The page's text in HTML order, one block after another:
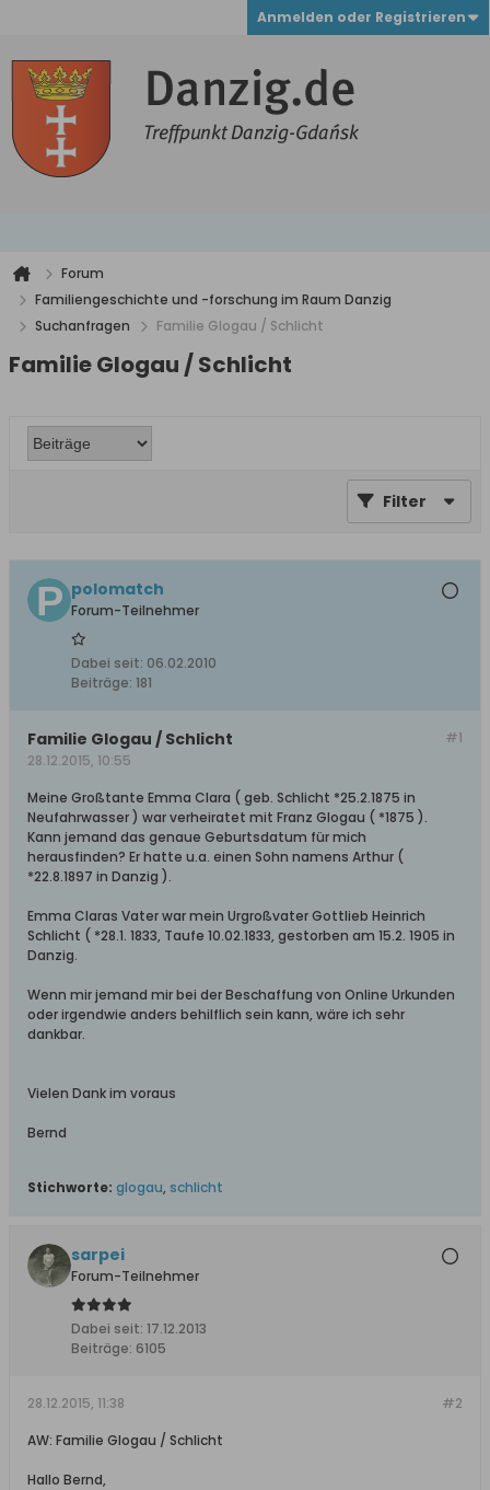
Anmelden oder Registrieren
Forum
Familiengeschichte und -forschung im Raum Danzig
Suchanfragen
Familie Glogau / Schlicht
Familie Glogau / Schlicht
Filter
polomatch
Forum-Teilnehmer
Dabei seit: 06.02.2010
Beiträge: 181
#1
Familie Glogau / Schlicht
28.12.2015, 10:55
Meine Großtante Emma Clara ( geb. Schlicht *25.2.1875 in
Neufahrwasser ) war verheiratet mit Franz Glogau ( *1875 ).
Kann jemand das genaue Geburtsdatum für mich
herausfinden? Er hatte u.a. einen Sohn namens Arthur (
*22.8.1897 in Danzig ).
Emma Claras Vater war mein Urgroßvater Gottlieb Heinrich
Schlicht ( *28.1. 1833, Taufe 10.02.1833, gestorben am 15.2. 1905 in
Danzig.
Wenn mir jemand mir bei der Beschaffung von Online Urkunden
oder irgendwie anders behilflich sein kann, wäre ich sehr
dankbar.
Vielen Dank im voraus
Bernd
Stichworte: glogau, schlicht
sarpei
Forum-Teilnehmer
Dabei seit: 17.12.2013
Beiträge: 6105
#2
28.12.2015, 11:38
AW: Familie Glogau / Schlicht
Hallo Bernd,